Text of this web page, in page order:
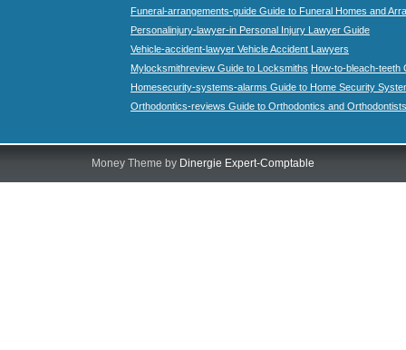
Funeral-arrangements-guide Guide to Funeral Homes and
Personalinjury-lawyer-in Personal Injury Lawyer Guide
Vehicle-accident-lawyer Vehicle Accident Lawyers
Mylocksmithreview Guide to Locksmiths How-to-bleach-teeth
Homesecurity-systems-alarms Guide to Home Security
Orthodontics-reviews Guide to Orthodontics and Orthodontists
Money Theme by Dinergie Expert-Comptable